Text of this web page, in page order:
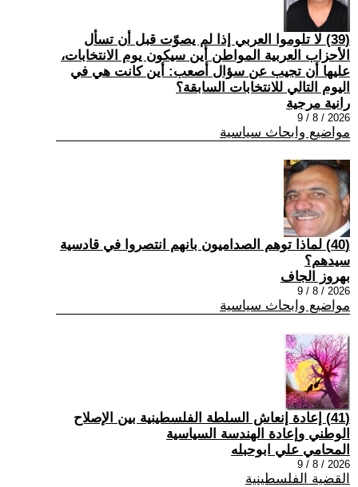
(39) لا تلوموا العربي إذا لم يصوّت قبل أن تسأل
الأحزاب العربية المواطن أين سيكون يوم الانتخابات،
عليها أن تجيب عن سؤال أصعب: أين كانت هي في
اليوم التالي للانتخابات السابقة؟
رانية مرجية
2026 / 8 / 9
مواضيع وابحاث سياسية
(40) ‏لماذا توهم الصداميون بانهم انتصروا في قادسية
سيدهم؟
بهروز الجاف
2026 / 8 / 9
مواضيع وابحاث سياسية
(41) إعادة إنعاش السلطة الفلسطينية بين الإصلاح
الوطني وإعادة الهندسة السياسية
المحامي علي ابوحبله
2026 / 8 / 9
القضية الفلسطينية